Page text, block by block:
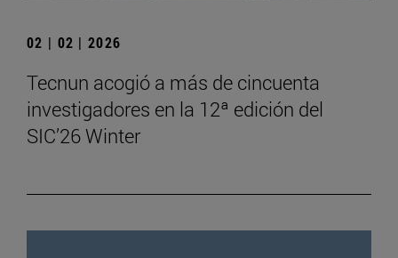
02 | 02 | 2026
Tecnun acogió a más de cincuenta
investigadores en la 12ª edición del
SIC’26 Winter